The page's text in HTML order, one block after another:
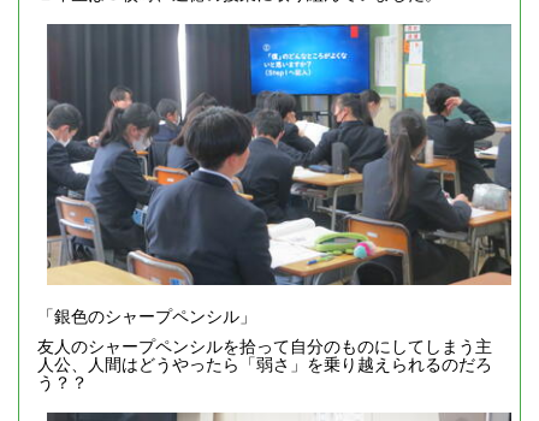
「銀色のシャープペンシル」
友人のシャープペンシルを拾って自分のものにしてしまう主
人公、人間はどうやったら「弱さ」を乗り越えられるのだろ
う？？